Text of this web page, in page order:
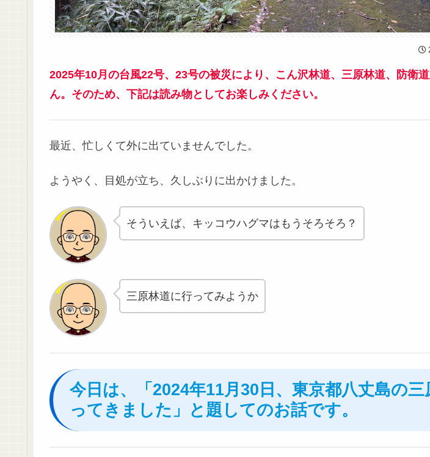
2025年10月の台風22号、23号の被災により、こん沢林道、三原林道、防衛
ん。そのため、下記は読み物としてお楽しみください。
最近、忙しくて外に出ていませんでした。
ようやく、目処が立ち、久しぶりに出かけました。
そういえば、キッコウハグマはもうそろそろ？
三原林道に行ってみようか
今日は、「2024年11月30日、東京都八丈島の三
ってきました」と題してのお話です。